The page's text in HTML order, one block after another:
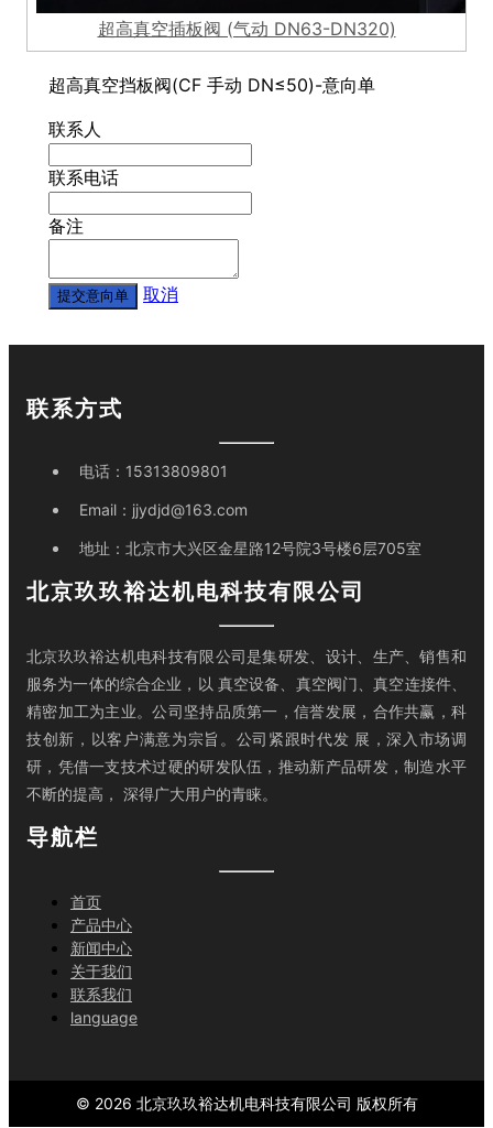
超高真空插板阀 (气动 DN63-DN320)
超高真空挡板阀(CF 手动 DN≤50)-意向单
联系人
联系电话
备注
提交意向单 取消
联系方式
电话： 15313809801
Email： jjydjd@163.com
地址： 北京市大兴区金星路12号院3号楼6层705室
北京玖玖裕达机电科技有限公司
北京玖玖裕达机电科技有限公司是集研发、设计、生产、销售和
服务为一体的综合企业，以 真空设备、真空阀门、真空连接件、
精密加工为主业。公司坚持品质第一，信誉发展，合作共赢，科
技创新，以客户满意为宗旨。公司紧跟时代发 展，深入市场调
研，凭借一支技术过硬的研发队伍，推动新产品研发，制造水平
不断的提高， 深得广大用户的青睐。
导航栏
首页
产品中心
新闻中心
关于我们
联系我们
language
© 2026 北京玖玖裕达机电科技有限公司 版权所有